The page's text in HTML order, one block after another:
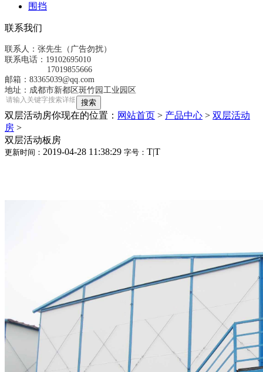
围挡
联系我们
联系人：张先生（广告勿扰）
联系电话：19102695010
17019855666
邮箱：83365039@qq.com
地址：成都市新都区斑竹园工业园区
双层活动房你现在的位置： 网站首页 > 产品中心 > 双层活动
房 >
双层活动板房
更新时间： 2019-04-28 11:38:29 字号： T|T